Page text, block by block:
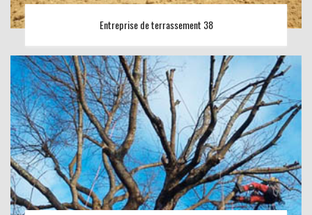
Entreprise de terrassement 38